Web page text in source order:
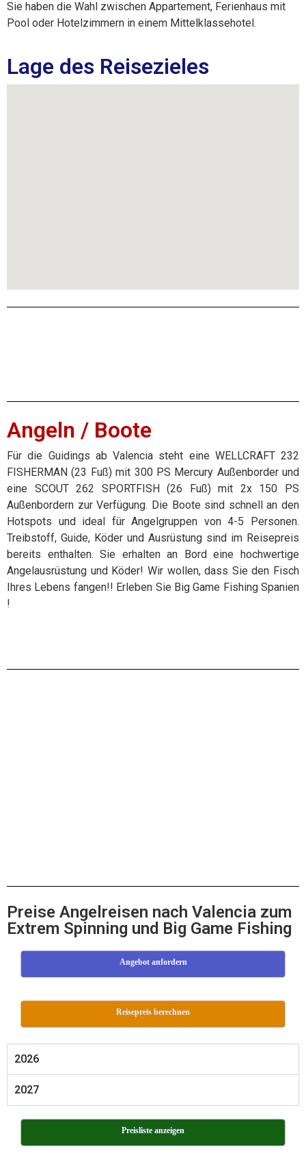
Sie haben die Wahl zwischen Appartement, Ferienhaus mit
Pool oder Hotelzimmern in einem Mittelklassehotel.
Lage des Reisezieles
Angeln / Boote
Für die Guidings ab Valencia steht eine WELLCRAFT 232
FISHERMAN (23 Fuß) mit 300 PS Mercury Außenborder und
eine SCOUT 262 SPORTFISH (26 Fuß) mit 2x 150 PS
Außenbordern zur Verfügung. Die Boote sind schnell an den
Hotspots und ideal für Angelgruppen von 4-5 Personen.
Treibstoff, Guide, Köder und Ausrüstung sind im Reisepreis
bereits enthalten. Sie erhalten an Bord eine hochwertige
Angelausrüstung und Köder! Wir wollen, dass Sie den Fisch
Ihres Lebens fangen!! Erleben Sie Big Game Fishing Spanien
!
Preise Angelreisen nach Valencia zum
Extrem Spinning und Big Game Fishing
Angebot anfordern
Reisepreis berechnen
2026
2027
Preisliste anzeigen